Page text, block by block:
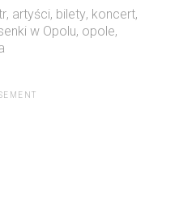
, artyści, bilety, koncert,
w Opolu, opole,